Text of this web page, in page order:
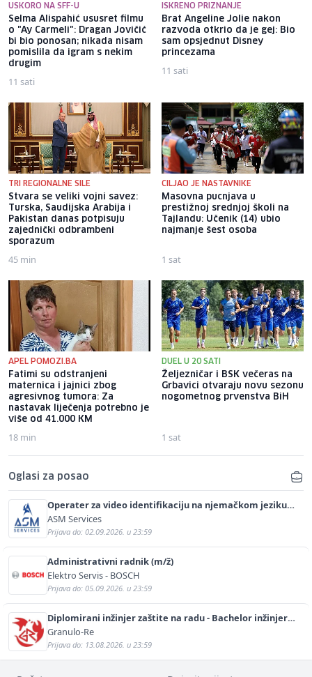
USKORO NA SFF-U
Selma Alispahić ususret filmu
o "Ay Carmeli": Dragan Jovičić
bi bio ponosan; nikada nisam
pomislila da igram s nekim
drugim
11 sati
ISKRENO PRIZNANJE
Brat Angeline Jolie nakon
razvoda otkrio da je gej: Bio
sam opsjednut Disney
princezama
11 sati
TRI REGIONALNE SILE
Stvara se veliki vojni savez:
Turska, Saudijska Arabija i
Pakistan danas potpisuju
zajednički odbrambeni
sporazum
45 min
CILJAO JE NASTAVNIKE
Masovna pucnjava u
prestižnoj srednjoj školi na
Tajlandu: Učenik (14) ubio
najmanje šest osoba
1 sat
APEL POMOZI.BA
Fatimi su odstranjeni
maternica i jajnici zbog
agresivnog tumora: Za
nastavak liječenja potrebno je
više od 41.000 KM
18 min
DUEL U 20 SATI
Željezničar i BSK večeras na
Grbavici otvaraju novu sezonu
nogometnog prvenstva BiH
1 sat
Oglasi za posao
Operater za video identifikaciju na njemačkom jeziku
(m/ž)
ASM Services
Prijava do: 02.09.2026. u 23:59
Administrativni radnik (m/ž)
Elektro Servis - BOSCH
Prijava do: 05.09.2026. u 23:59
Diplomirani inžinjer zaštite na radu - Bachelor inžinjer
sigurnosti i pomoći (m/ž)
Granulo-Re
Prijava do: 13.08.2026. u 23:59